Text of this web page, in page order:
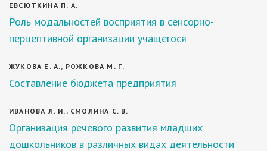
ЕВСЮТКИНА П. А.
Роль модальностей восприятия в сенсорно-
перцептивной организации учащегося
ЖУКОВА Е. А., РОЖКОВА М. Г.
Составление бюджета предприятия
ИВАНОВА Л. И., СМОЛИНА С. В.
Организация речевого развития младших
дошкольников в различных видах деятельности